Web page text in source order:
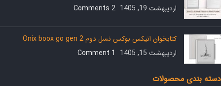
اردیبهشت 19, 1405
2 Comments
کتابخوان انیکس بوکس نسل دوم Onix boox go gen 2
اردیبهشت 15, 1405
1 Comment
دسته بندی محصولات